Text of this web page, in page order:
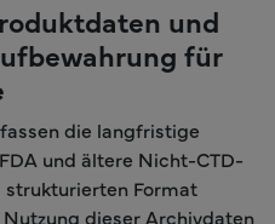
und
für
die langfristige
und ältere Nicht-CTD-
strukturierten Format
dieser Archivdaten